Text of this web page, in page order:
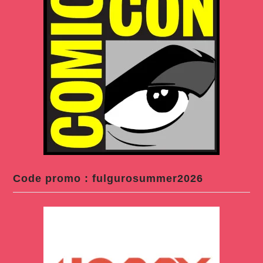
Code promo : fulgurosummer2026